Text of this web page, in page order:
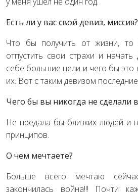
Есть ли у вас свой девиз, миссия?
Что бы получить от жизни, то
отпустить свои страхи и начать
себе большие цели и чего бы это
их. Вот с таким девизом
Чего бы вы никогда не сделали
Не предала бы близких людей и
принципов.
О чем мечтаете?
Больше всего мечтаю
закончилась война!!! Почти